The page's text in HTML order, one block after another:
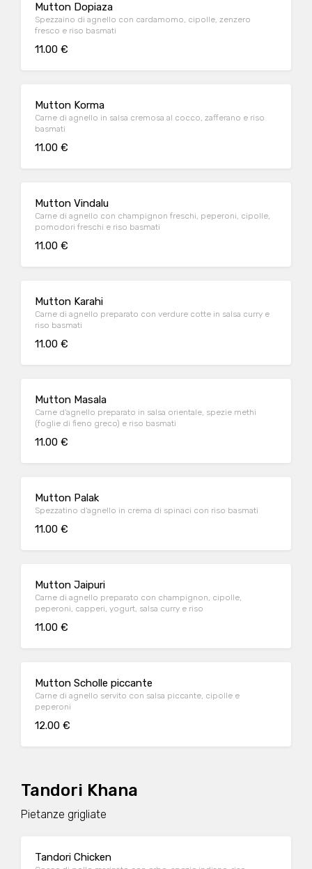
Mutton Dopiaza
Spezzaino di agnello con cardamomo, cipolle, zenzero
fresco e riso basmati
11.00 €
Mutton Korma
Carne di agnello in salsa cremosa al cocco, zafferano e riso
basmati
11.00 €
Mutton Vindalu
Carne di agnello con champignon freschi, peperoni, cipolle,
pomodori freschi e riso basmati
11.00 €
Mutton Karahi
Carne di agnello preparato con verdure cotte in salsa curry e
riso basmati
11.00 €
Mutton Masala
Carne d'agnello preparato in salsa orientale, spezie methi
(foglie di fieno greco) e riso basmati
11.00 €
Mutton Palak
Spezzatino d'agnello in crema di spinaci con riso basmati
11.00 €
Mutton Jaipuri
Carne di agnello preparato con champignon, cipolle,
peperoni, capperi, yogurt, salsa curry e riso
11.00 €
Mutton Scholle piccante
Carne di agnello servito con salsa piccante, cipolle e
peperoni
12.00 €
Tandori Khana
Pietanze grigliate
Tandori Chicken